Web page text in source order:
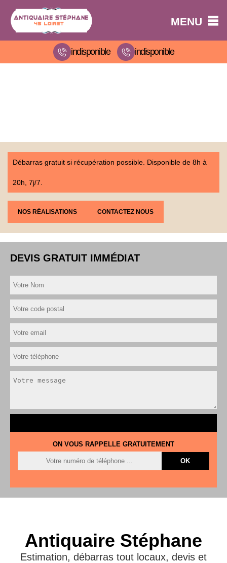
MENU
indisponible indisponible
Débarras gratuit si récupération possible. Disponible de 8h à
20h, 7j/7.
NOS RÉALISATIONS CONTACTEZ NOUS
DEVIS GRATUIT IMMÉDIAT
ON VOUS RAPPELLE GRATUITEMENT
Antiquaire Stéphane
Estimation, débarras tout locaux, devis et